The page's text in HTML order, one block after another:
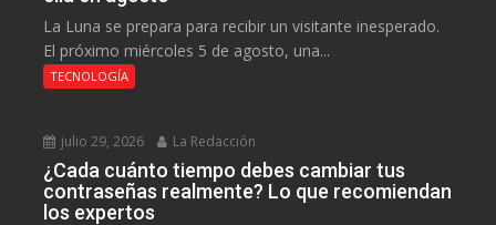
La Luna se prepara para recibir un visitante inesperado.
El próximo miércoles 5 de agosto, una...
TECNOLOGÍA
julio 29, 2026 La Redacción
¿Cada cuánto tiempo debes cambiar tus
contraseñas realmente? Lo que recomiendan
los expertos